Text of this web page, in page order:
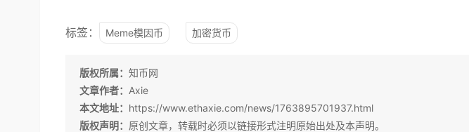
标签： Meme模因币 加密货币
版权所属： 知币网
文章作者： Axie
本文地址： https://www.ethaxie.com/news/1763895701937.html
版权声明： 原创文章，转载时必须以链接形式注明原始出处及本声明。